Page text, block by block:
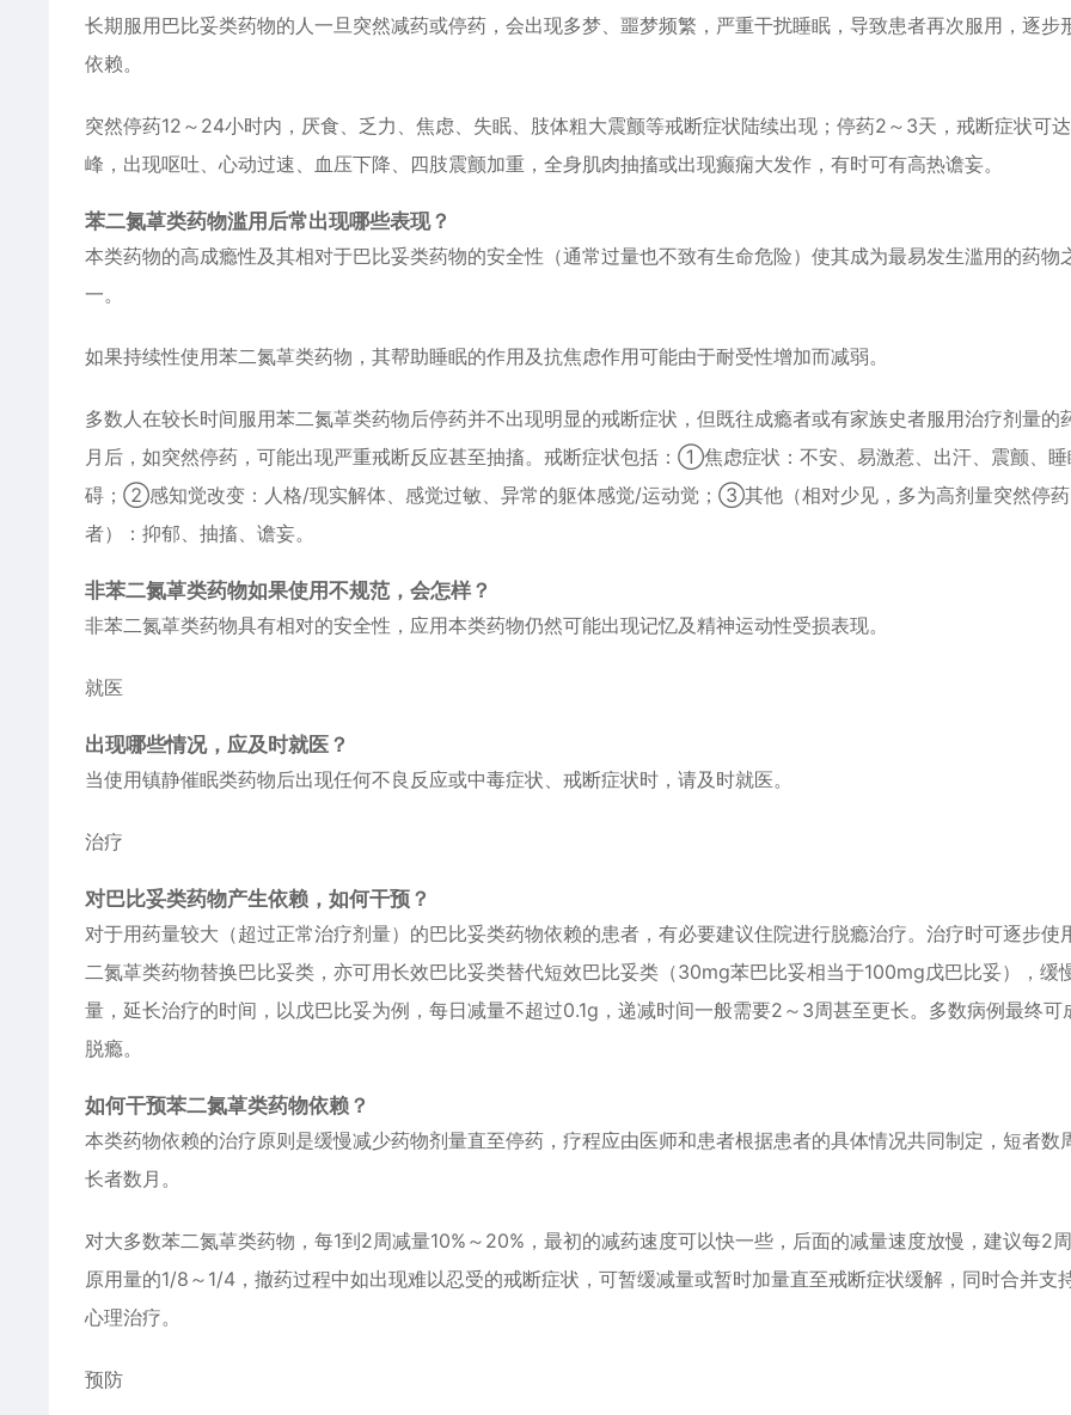
长期服用巴比妥类药物的人一旦突然减药或停药，会出现多梦、噩梦频繁，严重干扰睡眠，导致患者再次服用，逐步
依赖。
突然停药12～24小时内，厌食、乏力、焦虑、失眠、肢体粗大震颤等戒断症状陆续出现；停药2～3天，戒断症状可
峰，出现呕吐、心动过速、血压下降、四肢震颤加重，全身肌肉抽搐或出现癫痫大发作，有时可有高热谵妄。
苯二氮䓬类药物滥用后常出现哪些表现？
本类药物的高成瘾性及其相对于巴比妥类药物的安全性（通常过量也不致有生命危险）使其成为最易发生滥用的药物
一。
如果持续性使用苯二氮䓬类药物，其帮助睡眠的作用及抗焦虑作用可能由于耐受性增加而减弱。
多数人在较长时间服用苯二氮䓬类药物后停药并不出现明显的戒断症状，但既往成瘾者或有家族史者服用治疗剂量的
月后，如突然停药，可能出现严重戒断反应甚至抽搐。戒断症状包括：①焦虑症状：不安、易激惹、出汗、震颤、
碍；②感知觉改变：人格/现实解体、感觉过敏、异常的躯体感觉/运动觉；③其他（相对少见，多为高剂量突然停药
者）：抑郁、抽搐、谵妄。
非苯二氮䓬类药物如果使用不规范，会怎样？
非苯二氮䓬类药物具有相对的安全性，应用本类药物仍然可能出现记忆及精神运动性受损表现。
就医
出现哪些情况，应及时就医？
当使用镇静催眠类药物后出现任何不良反应或中毒症状、戒断症状时，请及时就医。
治疗
对巴比妥类药物产生依赖，如何干预？
对于用药量较大（超过正常治疗剂量）的巴比妥类药物依赖的患者，有必要建议住院进行脱瘾治疗。治疗时可逐步使
二氮䓬类药物替换巴比妥类，亦可用长效巴比妥类替代短效巴比妥类（30mg苯巴比妥相当于100mg戊巴比妥），缓
量，延长治疗的时间，以戊巴比妥为例，每日减量不超过0.1g，递减时间一般需要2～3周甚至更长。多数病例最终可
脱瘾。
如何干预苯二氮䓬类药物依赖？
本类药物依赖的治疗原则是缓慢减少药物剂量直至停药，疗程应由医师和患者根据患者的具体情况共同制定，短者数
长者数月。
对大多数苯二氮䓬类药物，每1到2周减量10%～20%，最初的减药速度可以快一些，后面的减量速度放慢，建议每2
原用量的1/8～1/4，撤药过程中如出现难以忍受的戒断症状，可暂缓减量或暂时加量直至戒断症状缓解，同时合并支
心理治疗。
预防